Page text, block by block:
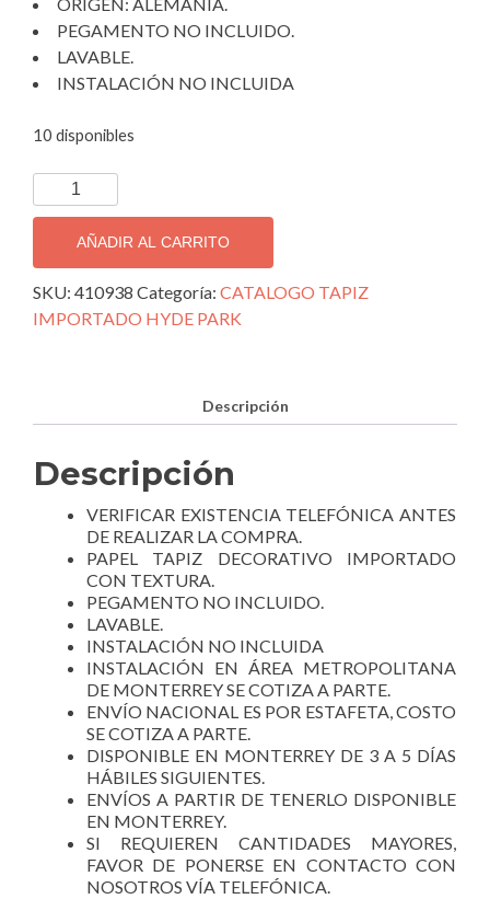
ORIGEN: ALEMANIA.
PEGAMENTO NO INCLUIDO.
LAVABLE.
INSTALACIÓN NO INCLUIDA
10 disponibles
TAPIZ
DECORATIVO
IMPORTADO
HYDE
PARK
410938.
AÑADIR AL CARRITO
SKU: 410938 Categoría: CATALOGO TAPIZ
IMPORTADO HYDE PARK
Descripción
Descripción
VERIFICAR EXISTENCIA TELEFÓNICA ANTES
DE REALIZAR LA COMPRA.
PAPEL TAPIZ DECORATIVO IMPORTADO
CON TEXTURA.
PEGAMENTO NO INCLUIDO.
LAVABLE.
INSTALACIÓN NO INCLUIDA
INSTALACIÓN EN ÁREA METROPOLITANA
DE MONTERREY SE COTIZA A PARTE.
ENVÍO NACIONAL ES POR ESTAFETA, COSTO
SE COTIZA A PARTE.
DISPONIBLE EN MONTERREY DE 3 A 5 DÍAS
HÁBILES SIGUIENTES.
ENVÍOS A PARTIR DE TENERLO DISPONIBLE
EN MONTERREY.
SI REQUIEREN CANTIDADES MAYORES,
FAVOR DE PONERSE EN CONTACTO CON
NOSOTROS VÍA TELEFÓNICA.